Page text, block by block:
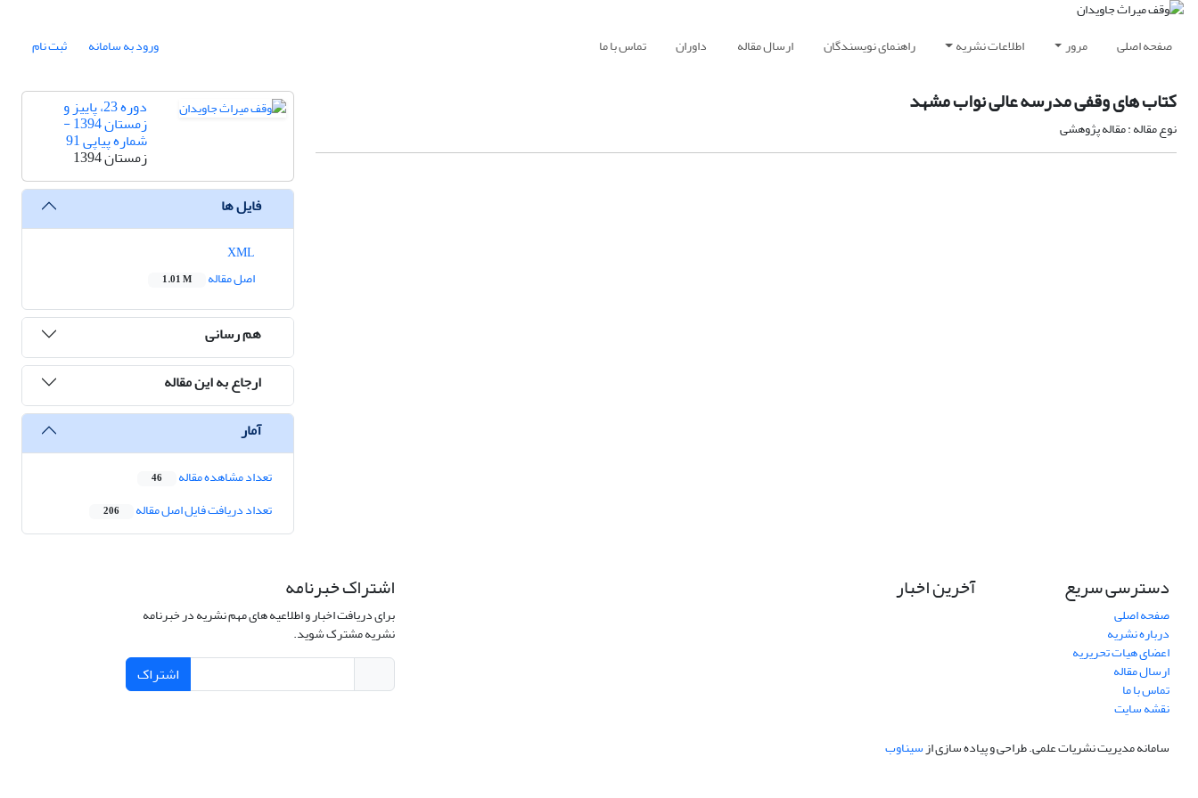
صفحه اصلی مرور اطلاعات نشریه راهنمای نویسندگان ارسال مقاله داوران تماس با ما ورود به سامانه ثبت نام
کتاب های وقفی مدرسه عالی نواب مشهد
نوع مقاله : مقاله پژوهشی
دوره 23، پاییز و
زمستان 1394 -
شماره پیاپی 91
زمستان 1394
فایل ها
اصل مقاله
1.01 M
هم رسانی
ارجاع به این مقاله
آمار
تعداد مشاهده مقاله 46
تعداد دریافت فایل اصل مقاله 206
دسترسی سریع
صفحه اصلی
درباره نشریه
اعضای هیات تحریریه
ارسال مقاله
تماس با ما
نقشه سایت
آخرین اخبار اشتراک خبرنامه
برای دریافت اخبار و اطلاعیه های مهم نشریه در خبرنامه
نشریه مشترک شوید.
اشتراک
سامانه مدیریت نشریات علمی.طراحی و پیاده سازی ازسیناوب